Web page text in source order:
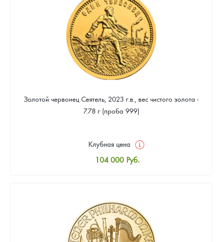
93 953 Руб.
Золотой червонец Сеятель, 2023 г.в., вес чистого золота -
7.78 г (проба 999)
Клубная цена
104 000 Руб.
Цена выкупа
93 953 Руб.